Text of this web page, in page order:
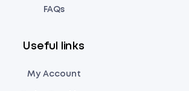
FAQs
Useful links
My Account